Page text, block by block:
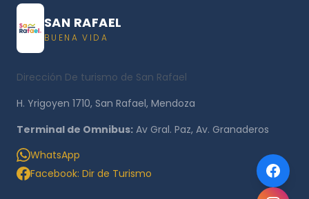
SAN RAFAEL
BUENA VIDA
Dirección De turismo de San Rafael
H. Yrigoyen 1710, San Rafael, Mendoza
Terminal de Omnibus: Av Gral. Paz, Av. Granaderos
WhatsApp
Facebook: Dir de Turismo